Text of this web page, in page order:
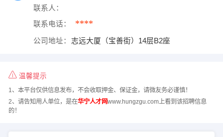
联系人：
联系电话： ****
公司地址： 志远大厦（宝善街）14层B2座
温馨提示
1、本平台仅供信息发布，不会收取押金、保证金，请微友务必谨慎！
2、请告知用人单位，是在华宁人才网www.hungzgu.com上看到该招聘信息
的！